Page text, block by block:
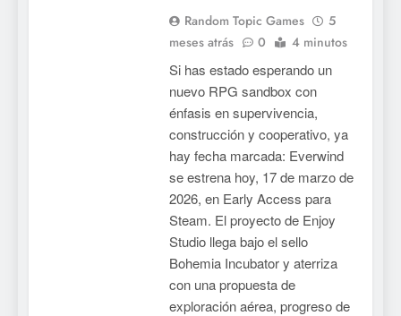
Random Topic Games
5
meses atrás
0 4 minutos
Si has estado esperando un
nuevo RPG sandbox con
énfasis en supervivencia,
construcción y cooperativo, ya
hay fecha marcada: Everwind
se estrena hoy, 17 de marzo de
2026, en Early Access para
Steam. El proyecto de Enjoy
Studio llega bajo el sello
Bohemia Incubator y aterriza
con una propuesta de
exploración aérea, progreso de